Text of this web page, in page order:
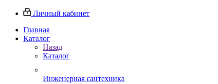
Личный кабинет
Главная
Каталог
Назад
Каталог
Инженерная сантехника